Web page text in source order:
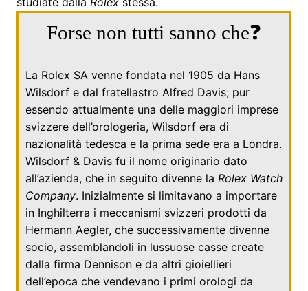
Forse non tutti sanno che❓
La Rolex SA venne fondata nel 1905 da Hans
Wilsdorf e dal fratellastro Alfred Davis; pur
essendo attualmente una delle maggiori imprese
svizzere dell’orologeria, Wilsdorf era di
nazionalità tedesca e la prima sede era a Londra.
Wilsdorf & Davis fu il nome originario dato
all’azienda, che in seguito divenne la Rolex Watch
Company. Inizialmente si limitavano a importare
in Inghilterra i meccanismi svizzeri prodotti da
Hermann Aegler, che successivamente divenne
socio, assemblandoli in lussuose casse create
dalla firma Dennison e da altri gioiellieri
dell’epoca che vendevano i primi orologi da